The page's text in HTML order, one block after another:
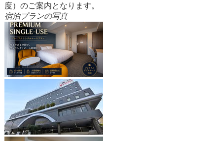
度）のご案内となります。
宿泊プランの写真